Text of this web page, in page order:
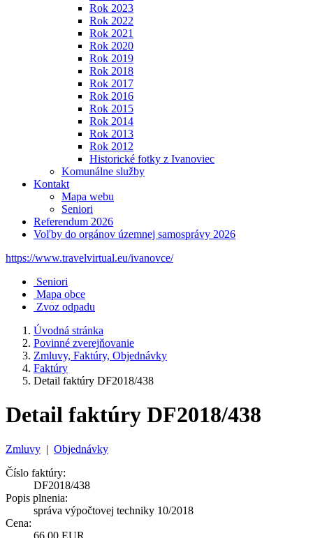
Rok 2023
Rok 2022
Rok 2021
Rok 2020
Rok 2019
Rok 2018
Rok 2017
Rok 2016
Rok 2015
Rok 2014
Rok 2013
Rok 2012
Historické fotky z Ivanoviec
Komunálne služby
Kontakt
Mapa webu
Seniori
Referendum 2026
Voľby do orgánov územnej samosprávy 2026
https://www.travelvirtual.eu/ivanovce/
Seniori
Mapa obce
Zvoz odpadu
Úvodná stránka
Povinné zverejňovanie
Zmluvy, Faktúry, Objednávky
Faktúry
Detail faktúry DF2018/438
Detail faktúry DF2018/438
Zmluvy | Objednávky
Číslo faktúry:
DF2018/438
Popis plnenia:
správa výpočtovej techniky 10/2018
Cena:
66,00 EUR